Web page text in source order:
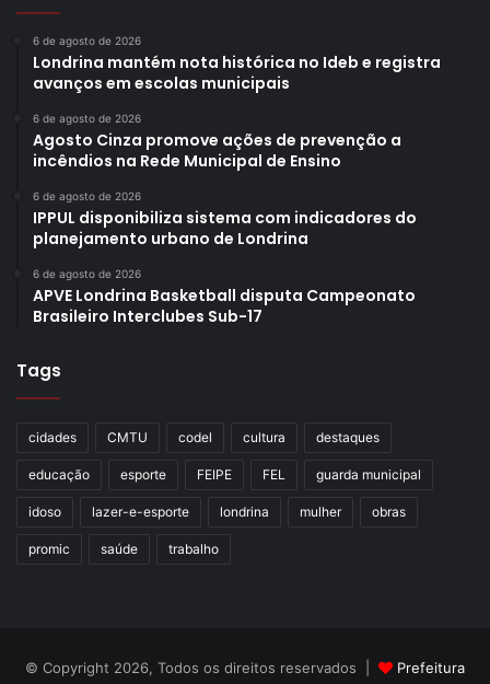
6 de agosto de 2026
Londrina mantém nota histórica no Ideb e registra
avanços em escolas municipais
6 de agosto de 2026
Agosto Cinza promove ações de prevenção a
incêndios na Rede Municipal de Ensino
6 de agosto de 2026
IPPUL disponibiliza sistema com indicadores do
planejamento urbano de Londrina
6 de agosto de 2026
APVE Londrina Basketball disputa Campeonato
Brasileiro Interclubes Sub-17
Tags
cidades CMTU codel cultura destaques
educação esporte FEIPE FEL guarda municipal
idoso lazer-e-esporte londrina mulher obras
promic saúde trabalho
© Copyright 2026, Todos os direitos reservados | Prefeitura